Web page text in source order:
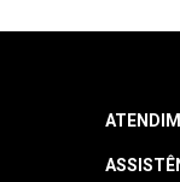
Central